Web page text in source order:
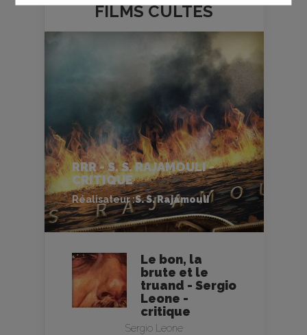
FILMSCULTES
RRR - S. S. RAJAMOULI -
CRITIQUE
Réalisateur :S. S. Rajamouli
Le bon, la
brute et le
truand - Sergio
Leone -
critique
Sergio Leone